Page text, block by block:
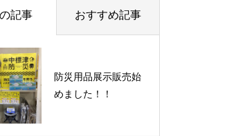
記事 おすすめ記事
防災用品展示販売始
めました！！